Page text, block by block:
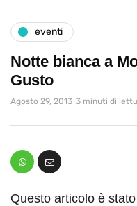
eventi
Notte bianca a
Gusto
Agosto 29, 2013 3 minuti di
Questo articolo è